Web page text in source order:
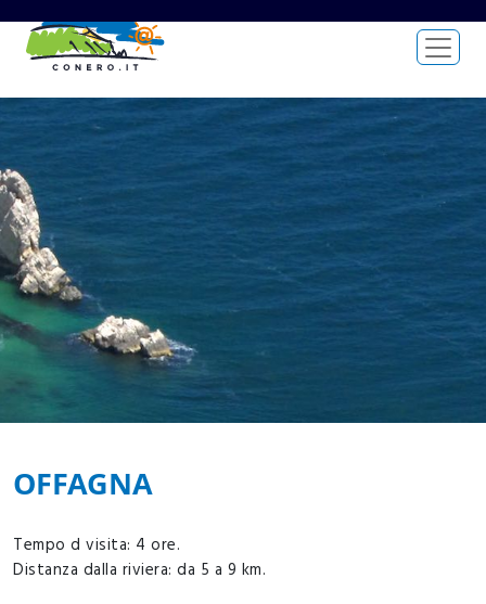
OFFAGNA
Tempo d visita: 4 ore.
Distanza dalla riviera: da 5 a 9 km.